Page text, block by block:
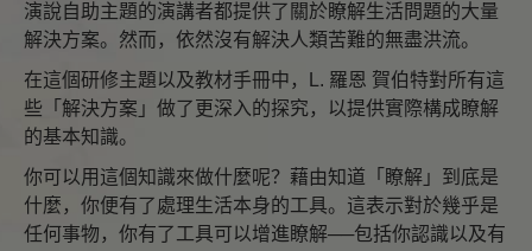
演說自助主題的演講者都提供了關於瞭解生活問題的大量
解決方案。然而，依然沒有解決人類苦難的無盡洪流。
在這個研修主題以及教材手冊中，L. 羅恩 賀伯特對所有這
些「解決方案」做了更深入的探究，以提供實際構成瞭解
的基本知識。
你可以用這個知識來做什麼呢？藉由知道「瞭解」到底是
什麼，你便有了處理生活本身的工具。這表示對於幾乎是
任何事物，你有了工具可以增進瞭解──包括你認識以及有